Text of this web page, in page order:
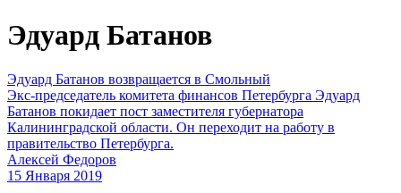
Эдуард Батанов
Эдуард Батанов возвращается в Смольный
Экс-председатель комитета финансов Петербурга Эдуард
Батанов покидает пост заместителя губернатора
Калининградской области. Он переходит на работу в
правительство Петербурга.
Алексей Федоров
15 Января 2019